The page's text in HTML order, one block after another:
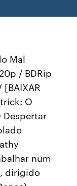
Mal
/ BDRip
O
Despertar
num
dirigido